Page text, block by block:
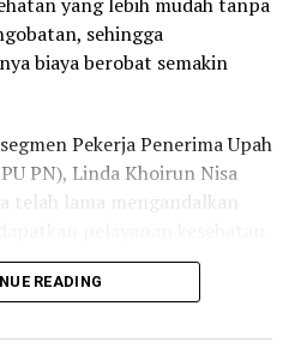
sesuai kemampuan.
tetap hadir
bagi masyarakat
dengan kehadiran BPJS
mekanisme
Program REHAB.
penjelasan yang jelas
sehingga
biaya berobat semakin
Pekerja Penerima Upah
PN), Linda Khoirun Nisa
telah lama mengandalkan
ia merasakan
paling berkesan saat
READING